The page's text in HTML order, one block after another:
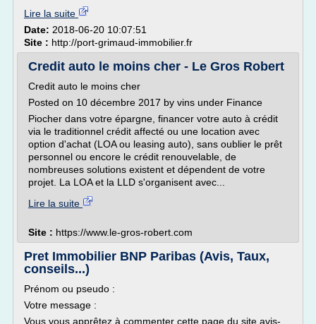
Lire la suite
Date: 2018-06-20 10:07:51
Site : http://port-grimaud-immobilier.fr
Credit auto le moins cher - Le Gros Robert
Credit auto le moins cher
Posted on 10 décembre 2017 by vins under Finance
Piocher dans votre épargne, financer votre auto à crédit
via le traditionnel crédit affecté ou une location avec
option d'achat (LOA ou leasing auto), sans oublier le prêt
personnel ou encore le crédit renouvelable, de
nombreuses solutions existent et dépendent de votre
projet. La LOA et la LLD s'organisent avec...
Lire la suite
Site : https://www.le-gros-robert.com
Pret Immobilier BNP Paribas (Avis, Taux,
conseils...)
Prénom ou pseudo :
Votre message :
Vous vous apprêtez à commenter cette page du site avis-